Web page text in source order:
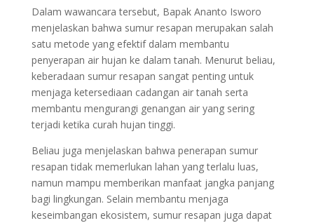
Dalam wawancara tersebut, Bapak Ananto Isworo
menjelaskan bahwa sumur resapan merupakan salah
satu metode yang efektif dalam membantu
penyerapan air hujan ke dalam tanah. Menurut beliau,
keberadaan sumur resapan sangat penting untuk
menjaga ketersediaan cadangan air tanah serta
membantu mengurangi genangan air yang sering
terjadi ketika curah hujan tinggi.
Beliau juga menjelaskan bahwa penerapan sumur
resapan tidak memerlukan lahan yang terlalu luas,
namun mampu memberikan manfaat jangka panjang
bagi lingkungan. Selain membantu menjaga
keseimbangan ekosistem, sumur resapan juga dapat